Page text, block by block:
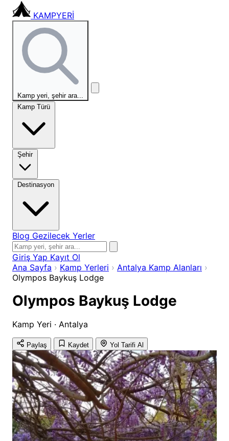
KAMPYERİ
Kamp yeri, şehir ara...
Kamp Türü
Şehir
Destinasyon
Blog Gezilecek Yerler
Giriş Yap Kayıt Ol
Ana Sayfa › Kamp Yerleri › Antalya Kamp Alanları ›
Olympos Baykuş Lodge
Olympos Baykuş Lodge
Kamp Yeri · Antalya
Paylaş Kaydet Yol Tarifi Al